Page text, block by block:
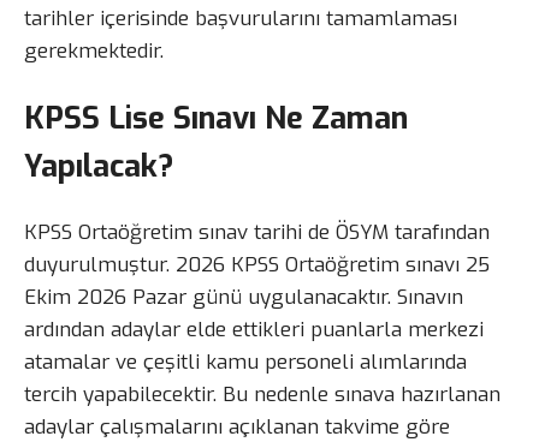
tarihler içerisinde başvurularını tamamlaması
gerekmektedir.
KPSS Lise Sınavı Ne Zaman
Yapılacak?
KPSS Ortaöğretim sınav tarihi de ÖSYM tarafından
duyurulmuştur. 2026 KPSS Ortaöğretim sınavı 25
Ekim 2026 Pazar günü uygulanacaktır. Sınavın
ardından adaylar elde ettikleri puanlarla merkezi
atamalar ve çeşitli kamu personeli alımlarında
tercih yapabilecektir. Bu nedenle sınava hazırlanan
adaylar çalışmalarını açıklanan takvime göre